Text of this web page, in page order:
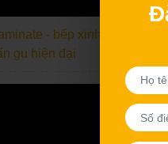
- bếp xinh,
gu hiện đại